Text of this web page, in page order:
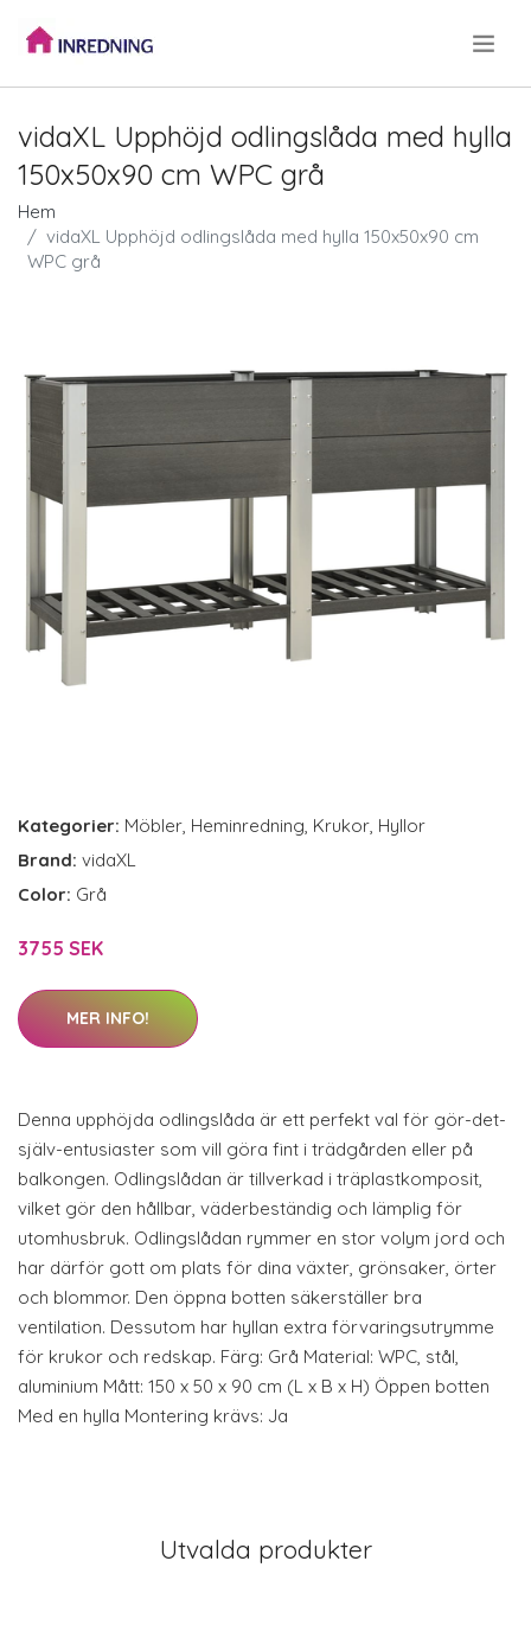
vidaXL Upphöjd odlingslåda med hylla
150x50x90 cm WPC grå
Hem
vidaXL Upphöjd odlingslåda med hylla 150x50x90 cm
WPC grå
Kategorier: Möbler, Heminredning, Krukor, Hyllor
Brand: vidaXL
Color: Grå
3755 SEK
MER INFO!
Denna upphöjda odlingslåda är ett perfekt val för gör-det-
själv-entusiaster som vill göra fint i trädgården eller på
balkongen. Odlingslådan är tillverkad i träplastkomposit,
vilket gör den hållbar, väderbeständig och lämplig för
utomhusbruk. Odlingslådan rymmer en stor volym jord och
har därför gott om plats för dina växter, grönsaker, örter
och blommor. Den öppna botten säkerställer bra
ventilation. Dessutom har hyllan extra förvaringsutrymme
för krukor och redskap. Färg: Grå Material: WPC, stål,
aluminium Mått: 150 x 50 x 90 cm (L x B x H) Öppen botten
Med en hylla Montering krävs: Ja
Utvalda produkter